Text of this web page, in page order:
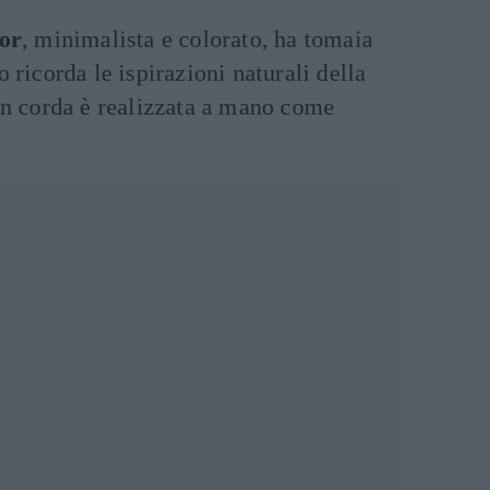
, minimalista e colorato, ha tomaia
ricorda le ispirazioni naturali della
corda è realizzata a mano come